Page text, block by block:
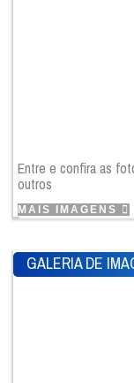
Entre e confira as
outros
MAIS IMAGENS
GALERIA DE